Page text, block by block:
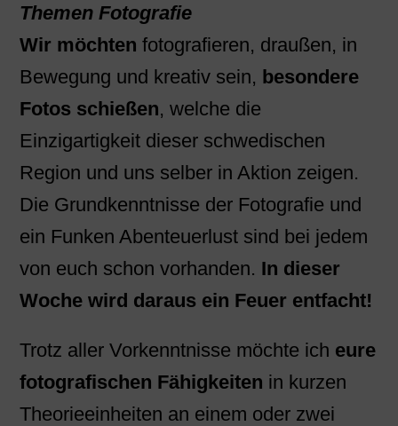
Themen Fotografie
Wir möchten fotografieren, draußen, in
Bewegung und kreativ sein, besondere
Fotos schießen, welche die
Einzigartigkeit dieser schwedischen
Region und uns selber in Aktion zeigen.
Die Grundkenntnisse der Fotografie und
ein Funken Abenteuerlust sind bei jedem
von euch schon vorhanden. In dieser
Woche wird daraus ein Feuer entfacht!
Trotz aller Vorkenntnisse möchte ich eure
fotografischen Fähigkeiten in kurzen
Theorieeinheiten an einem oder zwei